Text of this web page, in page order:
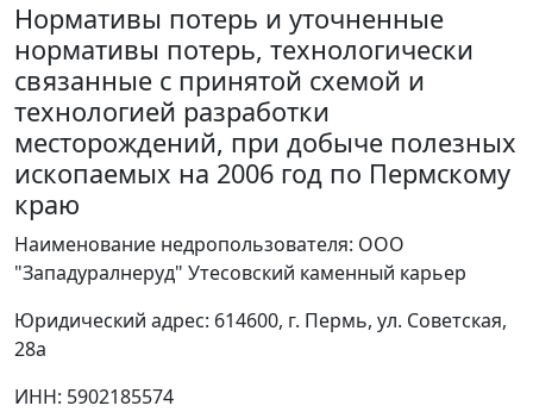
Нормативы потерь и уточненные
нормативы потерь, технологически
связанные с принятой схемой и
технологией разработки
месторождений, при добыче полезных
ископаемых на 2006 год по Пермскому
краю
Наименование недропользователя: ООО
"Западуралнеруд" Утесовский каменный карьер
Юридический адрес: 614600, г. Пермь, ул. Советская,
28а
ИНН: 5902185574